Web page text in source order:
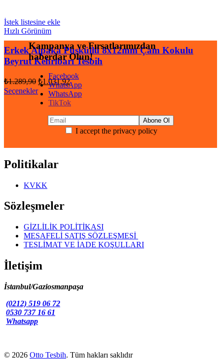
İstek listesine ekle
Hızlı Görünüm
Erkek Alpaka Püsküllü 8x12mm Çam Kokulu
Beyrut Kehribarı Tesbih
₺1.289,90 Orijinal
fiyat:
₺1.289,90.
₺1.031,92Şu
andaki
fiyat:
₺1.031,92.
Seçenekler
Kampanya ve Fırsatlarımızdan
haberdar Olun!
Facebook
WhatsApp
WhatsApp
TikTok
I accept the privacy policy
Politikalar
KVKK
Sözleşmeler
GİZLİLİK POLİTİKASI
MESAFELİ SATIŞ SÖZLEŞMESİ
TESLİMAT VE İADE KOŞULLARI
İletişim
İstanbul/Gaziosmanpaşa
(0212) 519 06 72
0530 737 16 61
Whatsapp
© 2026 Otto Tesbih. Tüm hakları saklıdır